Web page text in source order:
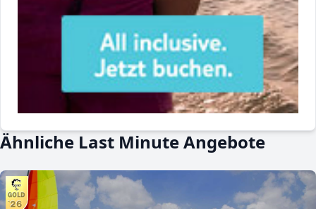
Ähnliche Last Minute Angebote